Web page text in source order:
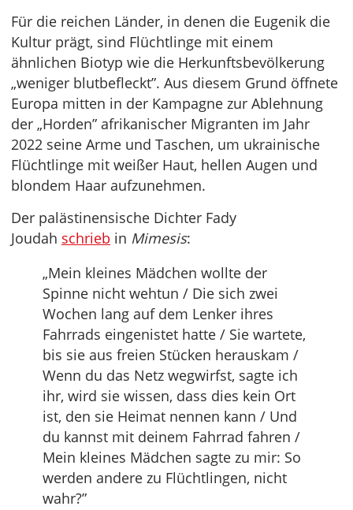
Für die reichen Länder, in denen die Eugenik die
Kultur prägt, sind Flüchtlinge mit einem
ähnlichen Biotyp wie die Herkunftsbevölkerung
„weniger blutbefleckt”. Aus diesem Grund öffnete
Europa mitten in der Kampagne zur Ablehnung
der „Horden” afrikanischer Migranten im Jahr
2022 seine Arme und Taschen, um ukrainische
Flüchtlinge mit weißer Haut, hellen Augen und
blondem Haar aufzunehmen.
Der palästinensische Dichter Fady
Joudah schrieb in Mimesis:
„Mein kleines Mädchen wollte der
Spinne nicht wehtun / Die sich zwei
Wochen lang auf dem Lenker ihres
Fahrrads eingenistet hatte / Sie wartete,
bis sie aus freien Stücken herauskam /
Wenn du das Netz wegwirfst, sagte ich
ihr, wird sie wissen, dass dies kein Ort
ist, den sie Heimat nennen kann / Und
du kannst mit deinem Fahrrad fahren /
Mein kleines Mädchen sagte zu mir: So
werden andere zu Flüchtlingen, nicht
wahr?”